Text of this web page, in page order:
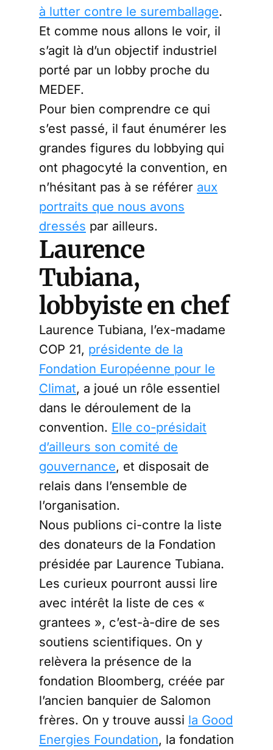
à lutter contre le suremballage.
Et comme nous allons le voir, il
s’agit là d’un objectif industriel
porté par un lobby proche du
MEDEF.
Pour bien comprendre ce qui
s’est passé, il faut énumérer les
grandes figures du lobbying qui
ont phagocyté la convention, en
n’hésitant pas à se référer aux
portraits que nous avons
dressés par ailleurs.
Laurence
Tubiana,
lobbyiste en chef
Laurence Tubiana, l’ex-madame
COP 21, présidente de la
Fondation Européenne pour le
Climat, a joué un rôle essentiel
dans le déroulement de la
convention. Elle co-présidait
d’ailleurs son comité de
gouvernance, et disposait de
relais dans l’ensemble de
l’organisation.
Nous publions ci-contre la liste
des donateurs de la Fondation
présidée par Laurence Tubiana.
Les curieux pourront aussi lire
avec intérêt la liste de ces «
grantees », c’est-à-dire de ses
soutiens scientifiques. On y
relèvera la présence de la
fondation Bloomberg, créée par
l’ancien banquier de Salomon
frères. On y trouve aussi la Good
Energies Foundation, la fondation